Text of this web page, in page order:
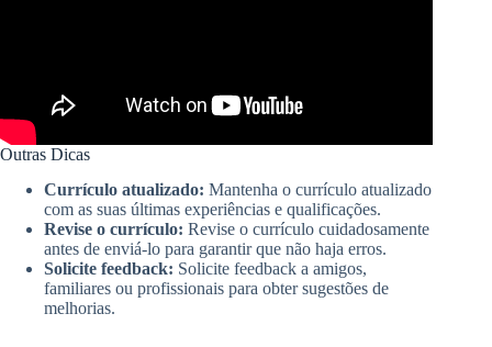
Outras Dicas
Currículo atualizado: Mantenha o currículo atualizado
com as suas últimas experiências e qualificações.
Revise o currículo: Revise o currículo cuidadosamente
antes de enviá-lo para garantir que não haja erros.
Solicite feedback: Solicite feedback a amigos,
familiares ou profissionais para obter sugestões de
melhorias.